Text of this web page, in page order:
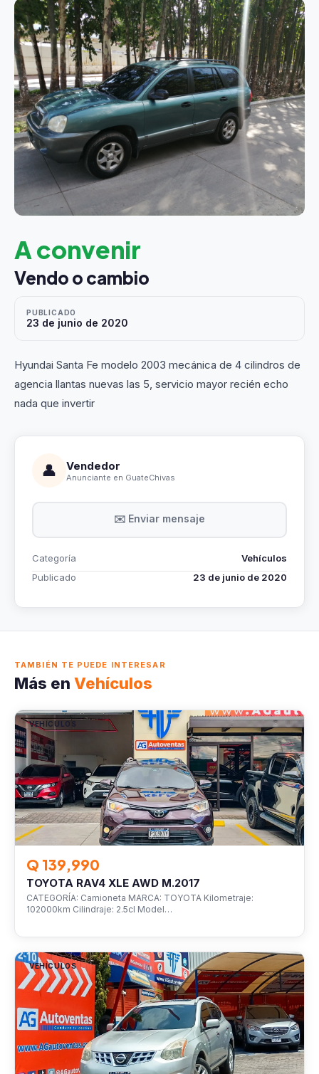
A convenir
Vendo o cambio
PUBLICADO
23 de junio de 2020
Hyundai Santa Fe modelo 2003 mecánica de 4 cilindros de
agencia llantas nuevas las 5, servicio mayor recién echo
nada que invertir
👤 Vendedor
Anunciante en GuateChivas
✉️ Enviar mensaje
Categoría
Vehículos
Publicado
23 de junio de 2020
TAMBIÉN TE PUEDE INTERESAR
Más en Vehículos
VEHÍCULOS
Q 139,990
TOYOTA RAV4 XLE AWD M.2017
CATEGORÍA: Camioneta MARCA: TOYOTA Kilometraje:
102000km Cilindraje: 2.5cl Model…
VEHÍCULOS